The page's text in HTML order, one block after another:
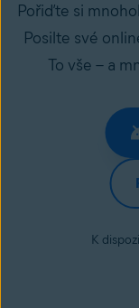
Pořiďte si
Posilte své
To vše – a
K